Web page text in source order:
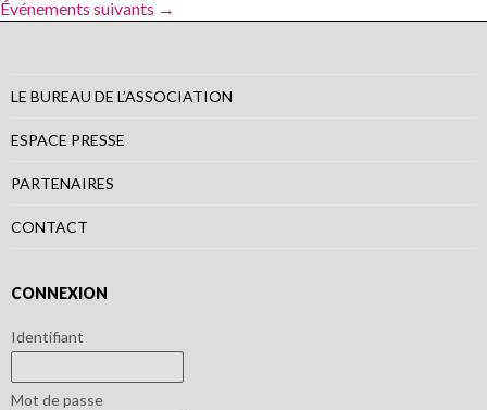
Événements suivants →
LE BUREAU DE L’ASSOCIATION
ESPACE PRESSE
PARTENAIRES
CONTACT
CONNEXION
Identifiant
Mot de passe